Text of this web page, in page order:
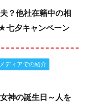
？他社在籍中の相
七夕キャンペーン
ディアでの紹介
神の誕生日～人を